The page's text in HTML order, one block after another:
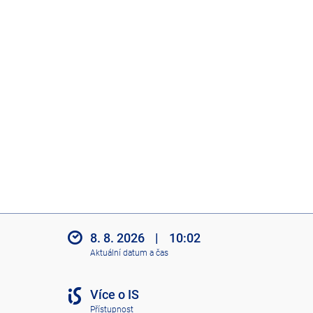
8. 8. 2026 | 10:02
Aktuální datum a čas
Více o IS
Přístupnost